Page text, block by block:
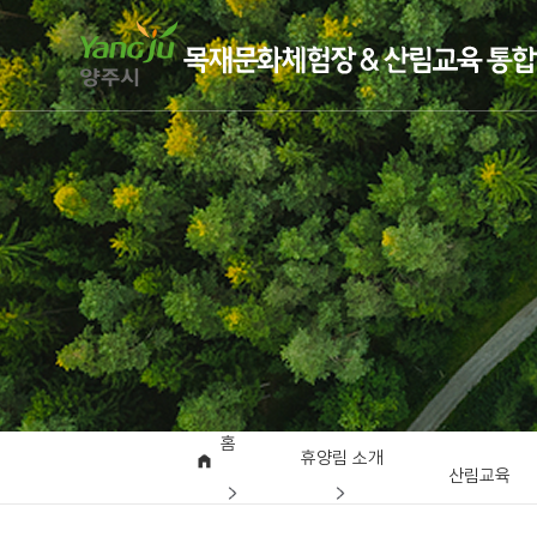
홈
휴양림 소개
산림교육